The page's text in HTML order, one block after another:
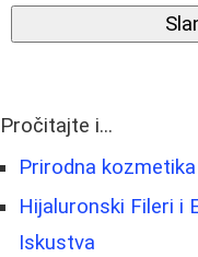
Pročitajte i...
Prirodna
Hijaluronski Fileri i
Iskustva